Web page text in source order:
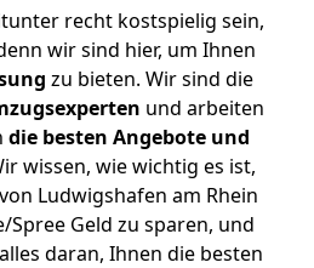
recht kostspielig sein,
wir sind hier, um Ihnen
zu bieten. Wir sind die
und arbeiten
die besten Angebote und
wissen, wie wichtig es ist,
Ludwigshafen am Rhein
Spree Geld zu sparen, und
daran, Ihnen die besten